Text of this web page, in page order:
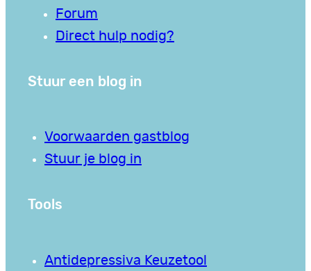
Forum
Direct hulp nodig?
Stuur een blog in
Voorwaarden gastblog
Stuur je blog in
Tools
Antidepressiva Keuzetool